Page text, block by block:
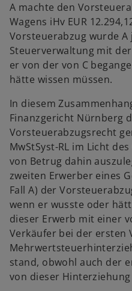
A machte den
Wagens iHv EUR
Vorsteuerabzug wurde A
Steuerverwaltung mit
er von der von C
hätte wissen müssen.
In diesem
Finanzgericht Nürnberg
Vorsteuerabzugsrecht
MwStSyst-RL im Licht
von Betrug dahin
zweiten Erwerber eines
Fall A) der
wenn er wusste oder
dieser Erwerb mit einer
Verkäufer bei der ersten
stand, obwohl auch der
von dieser